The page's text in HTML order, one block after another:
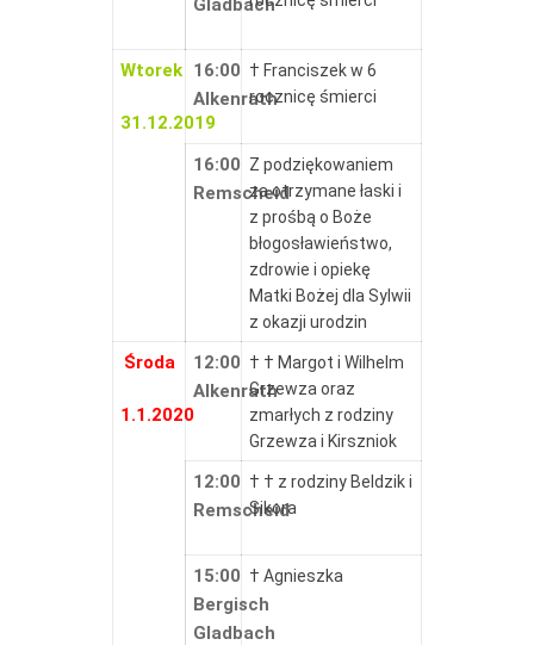
Gladbach
Wtorek
31.12.2019
16:00
Alkenrath
† Franciszek w 6
rocznicę śmierci
16:00
Remscheid
Z podziękowaniem
za otrzymane łaski i
z prośbą o Boże
błogosławieństwo,
zdrowie i opiekę
Matki Bożej dla Sylwii
z okazji urodzin
Środa
1.1.2020
12:00
Alkenrath
† † Margot i Wilhelm
Grzewza oraz
zmarłych z rodziny
Grzewza i Kirszniok
12:00
Remscheid
† † z rodziny Beldzik i
Sikora
15:00
Bergisch
Gladbach
† Agnieszka